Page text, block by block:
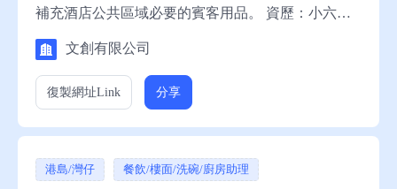
補充酒店公共區域必要的賓客用品。 資歷：小六程
度，1年有關工作經驗，一般粵語，一般中文讀寫。
文創有限公司
復製網址Link 分享
港島/灣仔 餐飲/樓面/洗碗/廚房助理